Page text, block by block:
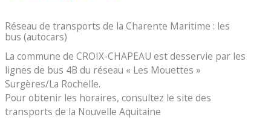
Réseau de transports de la Charente Maritime : les
bus (autocars)
La commune de CROIX-CHAPEAU est desservie par les
lignes de bus 4B du réseau « Les Mouettes »
Surgères/La Rochelle.
Pour obtenir les horaires, consultez le site des
transports de la Nouvelle Aquitaine